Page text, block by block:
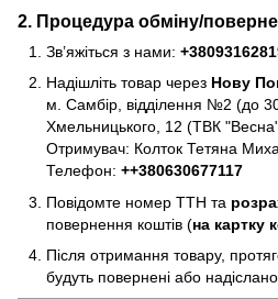
2. Процедура обміну/
Зв’яжіться з нами:
Надішліть товар через Нову
м. Самбір, відділення №2 (до
Хмельницького, 12 (ТВК
Отримувач: Колток Тетяна
Телефон: ++380630677117
Повідомте номер ТТН та
повернення коштів (на картку
Після отримання товару,
будуть повернені або